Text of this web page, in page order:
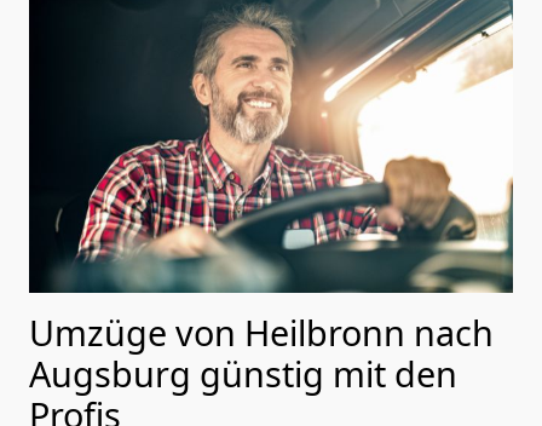
Umzüge von Heilbronn nach
Augsburg günstig mit den
Profis